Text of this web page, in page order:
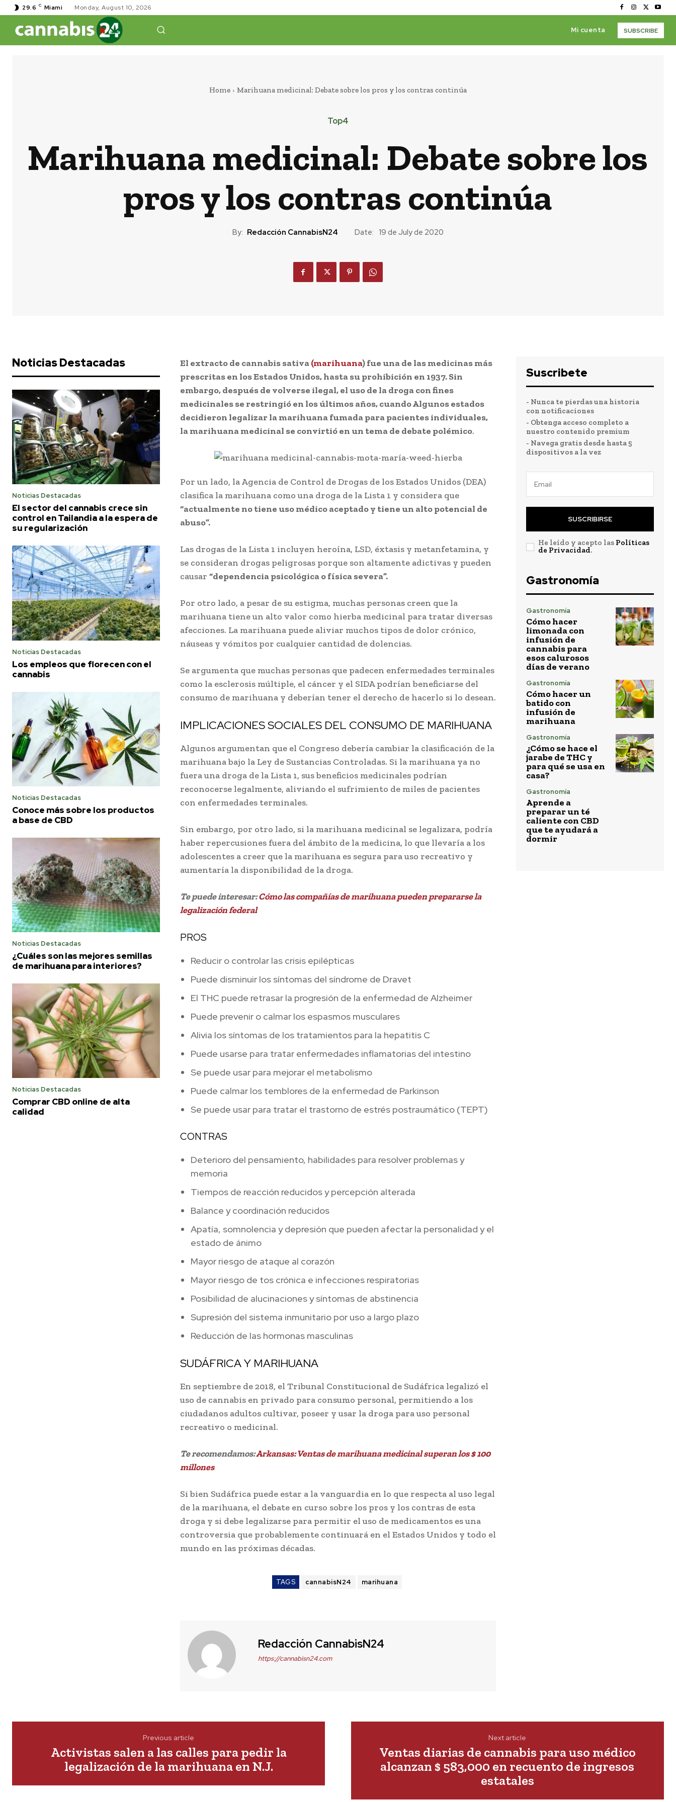
29.6 C Miami Monday, August 10, 2026
Mi cuenta SUBSCRIBE
Home Marihuana medicinal: Debate sobre los pros y los contras continúa
Top4
Marihuana medicinal: Debate sobre los
pros y los contras continúa
By: Redacción CannabisN24 Date: 19 de July de 2020
Noticias Destacadas
Noticias Destacadas
El sector del cannabis crece sin
control en Tailandia a la espera de
su regularización
Noticias Destacadas
Los empleos que florecen con el
cannabis
Noticias Destacadas
Conoce más sobre los productos
a base de CBD
Noticias Destacadas
¿Cuáles son las mejores semillas
de marihuana para interiores?
Noticias Destacadas
Comprar CBD online de alta
calidad
El extracto de cannabis sativa(marihuana) fue una de las medicinas más
prescritas en los Estados Unidos, hasta su prohibición en 1937. Sin
embargo, después de volverse ilegal, el uso de la droga con fines
medicinales se restringió en los últimos años, cuando Algunos estados
decidieron legalizar la marihuana fumada para pacientes individuales,
la marihuana medicinal se convirtió en un tema de debate polémico.
Por un lado, la Agencia de Control de Drogas de los Estados Unidos (DEA)
clasifica la marihuana como una droga de la Lista 1 y considera que
“actualmente no tiene uso médico aceptado y tiene un alto potencial de
abuso”.
Las drogas de la Lista 1 incluyen heroína, LSD, éxtasis y metanfetamina, y
se consideran drogas peligrosas porque son altamente adictivas y pueden
causar “dependencia psicológica o física severa”.
Por otro lado, a pesar de su estigma, muchas personas creen que la
marihuana tiene un alto valor como hierba medicinal para tratar diversas
afecciones. La marihuana puede aliviar muchos tipos de dolor crónico,
náuseas y vómitos por cualquier cantidad de dolencias.
Se argumenta que muchas personas que padecen enfermedades terminales
como la esclerosis múltiple, el cáncer y el SIDA podrían beneficiarse del
consumo de marihuana y deberían tener el derecho de hacerlo si lo desean.
IMPLICACIONES SOCIALES DEL CONSUMO DE MARIHUANA
Algunos argumentan que el Congreso debería cambiar la clasificación de la
marihuana bajo la Ley de Sustancias Controladas. Si la marihuana ya no
fuera una droga de la Lista 1, sus beneficios medicinales podrían
reconocerse legalmente, aliviando el sufrimiento de miles de pacientes
con enfermedades terminales.
Sin embargo, por otro lado, si la marihuana medicinal se legalizara, podría
haber repercusiones fuera del ámbito de la medicina, lo que llevaría a los
adolescentes a creer que la marihuana es segura para uso recreativo y
aumentaría la disponibilidad de la droga.
Te puede interesar:Cómo las compañías de marihuana pueden prepararse la
legalización federal
PROS
Reducir o controlar las crisis epilépticas
Puede disminuir los síntomas del síndrome de Dravet
El THC puede retrasar la progresión de la enfermedad de Alzheimer
Puede prevenir o calmar los espasmos musculares
Alivia los síntomas de los tratamientos para la hepatitis C
Puede usarse para tratar enfermedades inflamatorias del intestino
Se puede usar para mejorar el metabolismo
Puede calmar los temblores de la enfermedad de Parkinson
Se puede usar para tratar el trastorno de estrés postraumático (TEPT)
CONTRAS
Deterioro del pensamiento, habilidades para resolver problemas y
memoria
Tiempos de reacción reducidos y percepción alterada
Balance y coordinación reducidos
Apatía, somnolencia y depresión que pueden afectar la personalidad y el
estado de ánimo
Mayor riesgo de ataque al corazón
Mayor riesgo de tos crónica e infecciones respiratorias
Posibilidad de alucinaciones y síntomas de abstinencia
Supresión del sistema inmunitario por uso a largo plazo
Reducción de las hormonas masculinas
SUDÁFRICA Y MARIHUANA
En septiembre de 2018, el Tribunal Constitucional de Sudáfrica legalizó el
uso de cannabis en privado para consumo personal, permitiendo a los
ciudadanos adultos cultivar, poseer y usar la droga para uso personal
recreativo o medicinal.
Te recomendamos:Arkansas: Ventas de marihuana medicinal superan los $ 100
millones
Si bien Sudáfrica puede estar a la vanguardia en lo que respecta al uso legal
de la marihuana, el debate en curso sobre los pros y los contras de esta
droga y si debe legalizarse para permitir el uso de medicamentos es una
controversia que probablemente continuará en el Estados Unidos y todo el
mundo en las próximas décadas.
TAGS cannabisN24 marihuana
Redacción CannabisN24
https://cannabisn24.com
Suscribete
- Nunca te pierdas una historia
con notificaciones
- Obtenga acceso completo a
nuestro contenido premium
- Navega gratis desde hasta 5
dispositivos a la vez
SUSCRIBIRSE
He leído y acepto las Políticas
de Privacidad.
Gastronomía
Gastronomía
Cómo hacer
limonada con
infusión de
cannabis para
esos calurosos
días de verano
Gastronomía
Cómo hacer un
batido con
infusión de
marihuana
Gastronomía
¿Cómo se hace el
jarabe de THC y
para qué se usa en
casa?
Gastronomía
Aprende a
preparar un té
caliente con CBD
que te ayudará a
dormir
Previous article
Activistas salen a las calles para pedir la
legalización de la marihuana en N.J.
Next article
Ventas diarias de cannabis para uso médico
alcanzan $ 583,000 en recuento de ingresos
estatales